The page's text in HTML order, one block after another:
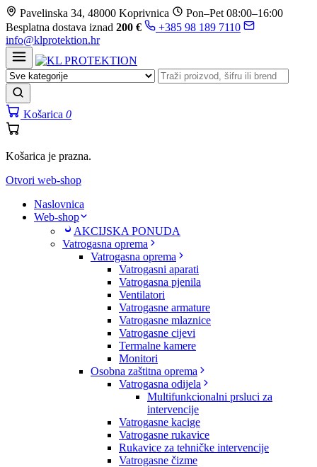
Prijeđi
na
sadržaj
Pavelinska 34, 48000 Koprivnica
Pon–Pet 08:00–16:00
Besplatna dostava iznad 200 €
+385 98 189 7110
info@klprotektion.hr
Košarica 0
Košarica je prazna.
Otvori web-shop
Naslovnica
Web-shop
AKCIJSKA PONUDA
Vatrogasna oprema
Vatrogasna oprema
Vatrogasni aparati
Vatrogasna pjenila
Ventilatori
Vatrogasne armature
Vatrogasne mlaznice
Vatrogasne cijevi
Termalne kamere
Monitori
Osobna zaštitna oprema
Vatrogasna odijela
Multifunkcionalni prsluci za
intervencije
Vatrogasne kacige
Vatrogasne rukavice
Rukavice za tehničke intervencije
Vatrogasne čizme